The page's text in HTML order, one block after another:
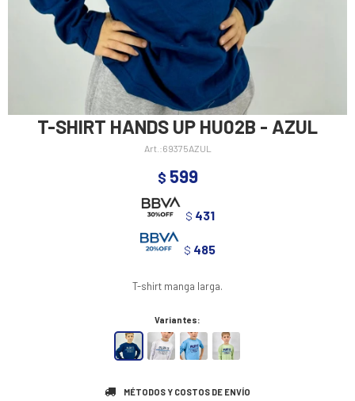
T-SHIRT HANDS UP HU02B - AZUL
69375AZUL
$ 599
$ 431
$ 485
T-shirt manga larga.
Variantes:
MÉTODOS Y COSTOS DE ENVÍO